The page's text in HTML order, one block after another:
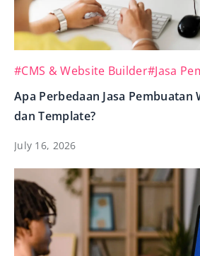
#CMS & Website Builder#Jasa
Apa Perbedaan Jasa Pembuatan
dan Template?
July 16, 2026